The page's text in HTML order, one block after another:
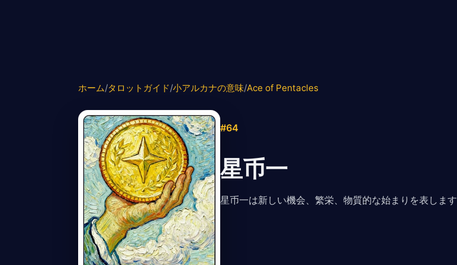
ホーム/タロットガイド/小アルカナの意味/Ace of Pentacles
#64
星币一
星币一は新しい機会、繁栄、物質的な始まりを表します